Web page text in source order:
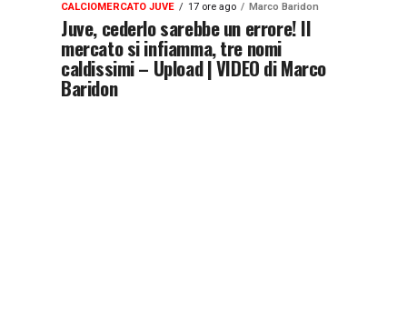
CALCIOMERCATO JUVE 17 ore ago Marco Baridon
Juve, cederlo sarebbe un errore! Il
mercato si infiamma, tre nomi
caldissimi – Upload | VIDEO di Marco
Baridon